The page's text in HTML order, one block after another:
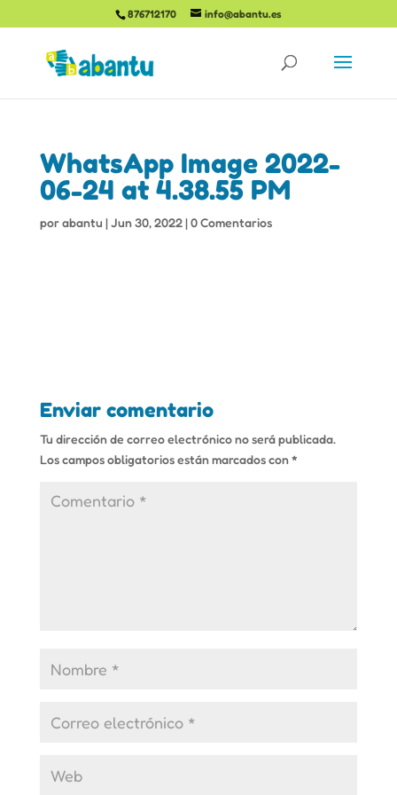
876712170 info@abantu.es
WhatsApp Image 2022-
06-24 at 4.38.55 PM
porabantu |Jun 30, 2022|0 Comentarios
Enviar comentario
Tu dirección de correo electrónico no será publicada.
Los campos obligatorios están marcados con*